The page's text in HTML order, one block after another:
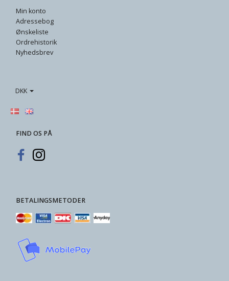
Min konto
Adressebog
Ønskeliste
Ordrehistorik
Nyhedsbrev
DKK
FIND OS PÅ
BETALINGSMETODER